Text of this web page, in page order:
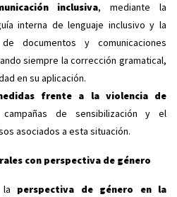
inclusiva, mediante la
interna de lenguaje inclusivo y la
documentos y comunicaciones
siempre la corrección gramatical,
en su aplicación.
frente a la violencia de
de sensibilización y el
asociados a esta situación.
con perspectiva de género
la perspectiva de género en la